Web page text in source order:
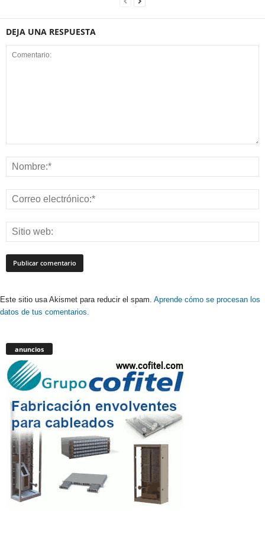
DEJA UNA RESPUESTA
Este sitio usa Akismet para reducir el spam. Aprende cómo se procesan los
datos de tus comentarios.
anuncios